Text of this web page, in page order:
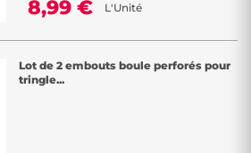
8,99 € L'Unité
Lot de 2 embouts boule perforés pour
tringle...